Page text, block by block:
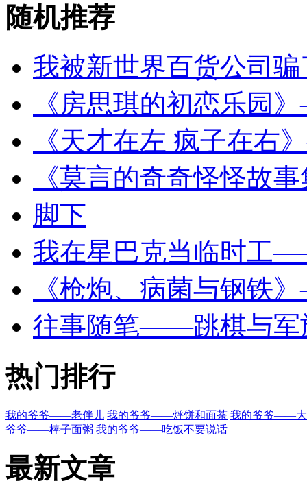
随机推荐
我被新世界百货公司
《房思琪的初恋乐园
《天才在左 疯子在
《莫言的奇奇怪怪故
脚下
我在星巴克当临时工
《枪炮、病菌与钢铁
往事随笔——跳棋与军
热门排行
我的爷爷——老伴儿 我的爷爷——烀饼和面茶 我的爷爷——大
爷爷——棒子面粥 我的爷爷——吃饭不要说话
最新文章